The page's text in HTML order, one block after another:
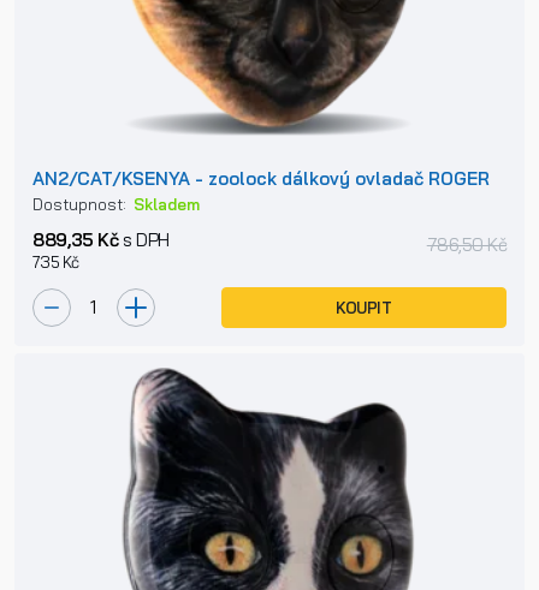
AN2/CAT/KSENYA - zoolock dálkový ovladač ROGER
Dostupnost: Skladem
889,35 Kčs DPH
735 Kč
786,50 Kč
KOUPIT